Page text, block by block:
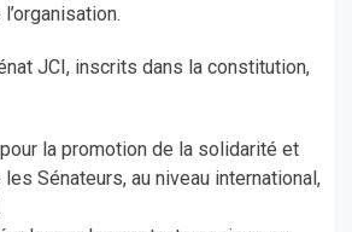
JCI, inscrits dans la constitution,
la promotion de la solidarité et
les Sénateurs, au niveau international,